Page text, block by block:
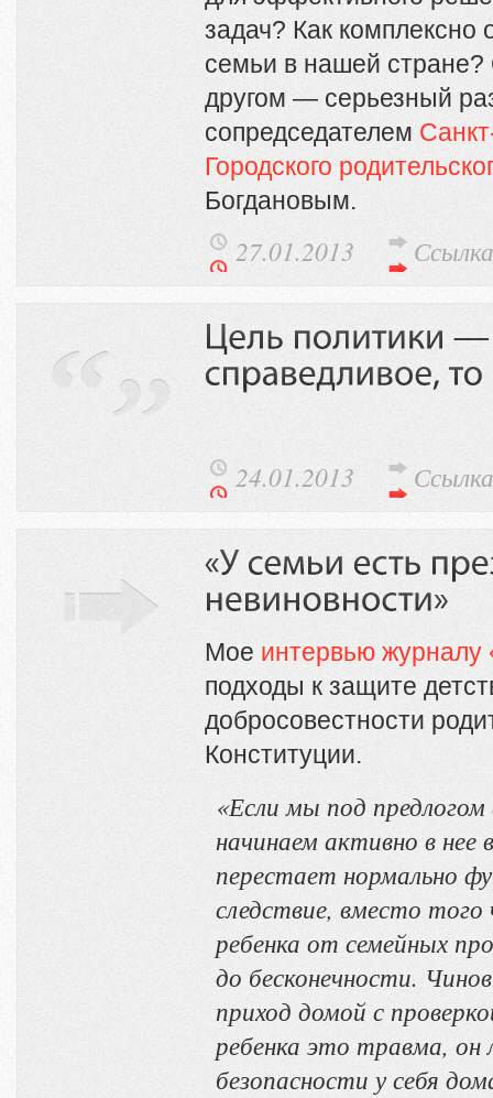
задач? Как комплексно
семьи в нашей
другом — серьезный
сопредседателем
Городского
Богдановым.
27.01.2013 Ссылка
24.01.2013 Ссылка
Мое интервью журналу
подходы к защите
добросовестности
Конституции.
«Если мы под предлогом
начинаем активно в нее
перестает нормально
следствие, вместо
ребенка от семейных
до бесконечности.
приход домой с
ребенка это травма,
безопасности у себя